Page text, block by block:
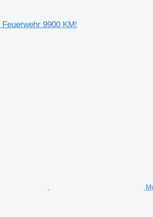
9900 KM!